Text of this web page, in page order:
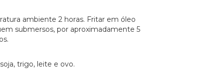
ambiente 2 horas. Fritar em óleo
submersos, por aproximadamente 5
trigo, leite e ovo.